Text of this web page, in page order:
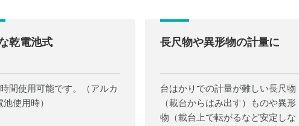
乾電池式
間使用可能です。（アルカ
使用時）
長尺物や異形物の計量に
台はかりでの計量が難しい長尺物
（載台からはみ出す）ものや異形
物（載台上で転がるなど安定しな